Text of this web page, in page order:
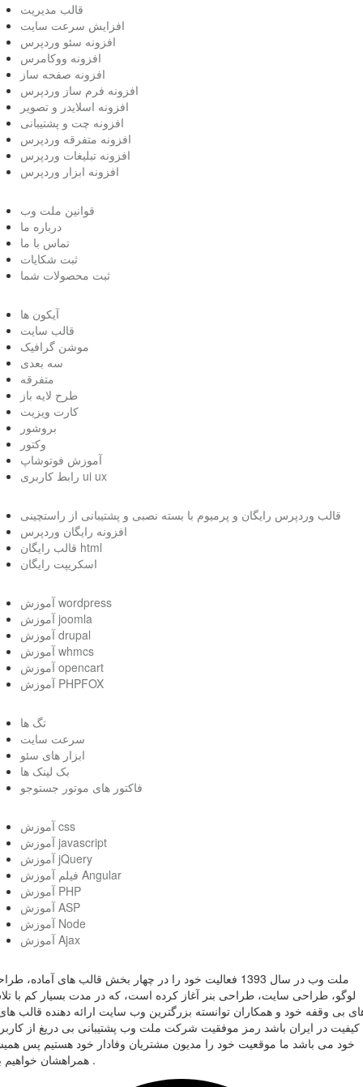
قالب مدیریت
افزایش سرعت سایت
افزونه سئو وردپرس
افزونه ووکامرس
افزونه صفحه ساز
افزونه فرم ساز وردپرس
افزونه اسلایدر و تصویر
افزونه چت و پشتیبانی
افزونه متفرقه وردپرس
افزونه تبلیغات وردپرس
افزونه ابزار وردپرس
قوانین ملت وب
درباره ما
تماس با ما
ثبت شکایات
ثبت محصولات شما
آیکون ها
قالب سایت
موشن گرافیک
سه بعدی
متفرقه
طرح لایه باز
کارت ویزیت
بروشور
وکتور
آموزش فوتوشاپ
رابط کاربری ui ux
قالب وردپرس رایگان و پرمیوم با بسته نصبی و پشتیبانی از راستچینی
افزونه رایگان وردپرس
قالب رایگان html
اسکریپت رایگان
آموزش wordpress
آموزش joomla
آموزش drupal
آموزش whmcs
آموزش opencart
آموزش PHPFOX
تگ ها
سرعت سایت
ابزار های سئو
بک لینک ها
فاکتور های موتور جستوجو
آموزش css
آموزش javascript
آموزش jQuery
فیلم آموزش Angular
آموزش PHP
آموزش ASP
آموزش Node
آموزش Ajax
ملت وب در سال 1393 فعالیت خود را در چهار بخش قالب های آماده،
لوگو، طراحی سایت، طراحی بنر آغاز کرده است، که در مدت بسیار کم با
بی وقفه خود و همکاران توانسته بزرگترین وب سایت ارائه دهنده قالب
کیفیت در ایران باشد رمز موفقیت شرکت ملت وب پشتیبانی بی دریغ از
خود می باشد ما موقعیت خود را مدیون مشتریان وفادار خود هستیم پس
همراهشان خواهیم بود .